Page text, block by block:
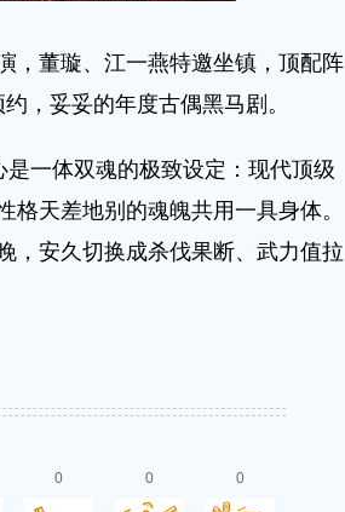
董璇、江一燕特邀坐镇，顶配阵
，妥妥的年度古偶黑马剧。
一体双魂的极致设定：现代顶级
天差地别的魂魄共用一具身体。
，安久切换成杀伐果断、武力值拉
0 0 0